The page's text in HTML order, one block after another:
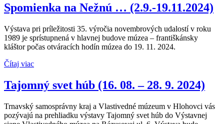
Spomienka na Nežnú … (2.9.-19.11.2024)
Výstava pri príležitosti 35. výročia novembrových udalostí v roku
1989 je sprístupnená v hlavnej budove múzea – františkánsky
kláštor počas otváracích hodín múzea do 19. 11. 2024.
Čítaj viac
Tajomný svet húb (16. 08. – 28. 9. 2024)
Trnavský samosprávny kraj a Vlastivedné múzeum v Hlohovci vás
pozývajú na prehliadku výstavy Tajomný svet húb do Výstavnej